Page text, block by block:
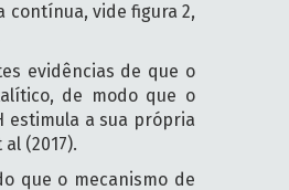
contínua, vide figura 2,
evidências de que o
de modo que o
estimula a sua própria
(2017).
que o mecanismo de